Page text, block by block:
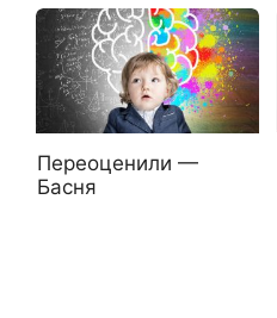
Переоценили —
Басня